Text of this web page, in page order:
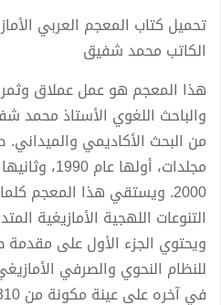
الكاتب محمد شفيق
هذا المعجم هو عمل عملاق
من البحث الأكاديمي
2000. ويستقي هذا المعجم
التنوعات اللهجية الأمازيغية
ويحتوي الجزء الأول على
للنظام النحوي والصرفي